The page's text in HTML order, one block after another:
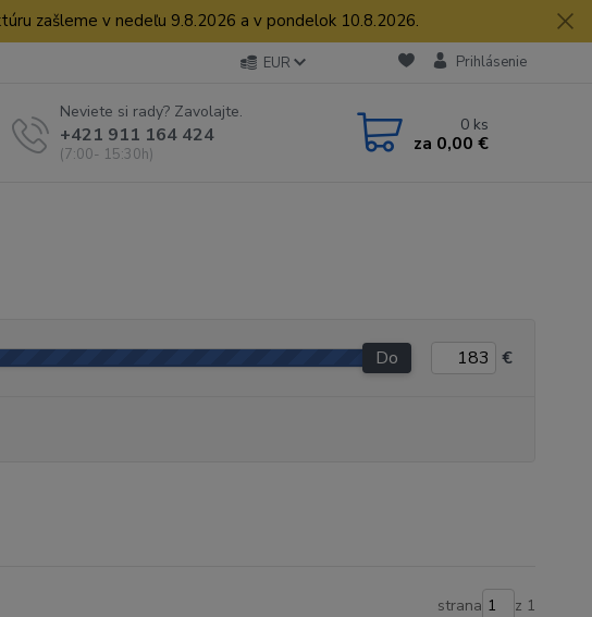
zašleme v nedeľu 9.8.2026 a v pondelok 10.8.2026.
EUR Prihlásenie
Neviete si rady? Zavolajte.
+421 911 164 424
(7:00- 15:30h)
0 ks
za 0,00 €
Do €
strana z 1